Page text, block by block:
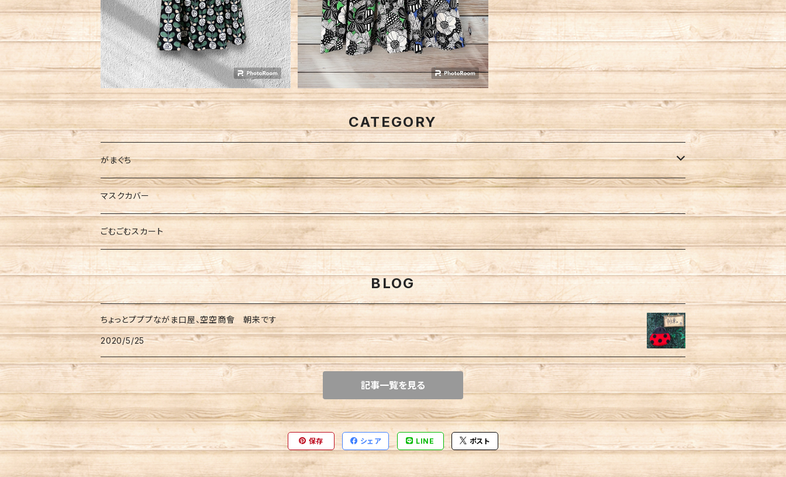
¥5,500
¥5,500
CATEGORY
がまぐち
てんとむし
ネコさんシリーズ
飲み歩き推奨シリーズ
NIPPONシリーズ
パンダさん
お花ライン
レトロアニマルシリーズ
レトロモダンシリーズ
マスクカバー
ごむごむスカート
BLOG
ちょっとプププながま口屋、空空商會 朝来です
2020/5/25
記事一覧を見る
保存 シェア LINE ポスト